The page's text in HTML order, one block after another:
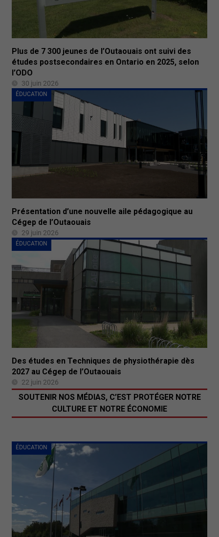
Plus de 7 300 jeunes de l’Outaouais ont suivi des
études postsecondaires en Ontario en 2025, selon
l’ODO
30 juin 2026
ÉDUCATION
Présentation d’une nouvelle aile pédagogique au
Cégep de l’Outaouais
29 juin 2026
ÉDUCATION
Des études en Techniques de physiothérapie dès
2027 au Cégep de l’Outaouais
22 juin 2026
ÉDUCATION
SOUTENIR NOS MÉDIAS, C’EST PROTÉGER NOTRE
CULTURE ET NOTRE ÉCONOMIE